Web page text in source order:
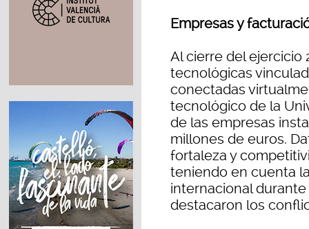
Empresas y
Al cierre del ejercicio
tecnológicas
conectadas
tecnológico de la
de las empresas
millones de euros.
fortaleza y
teniendo en cuenta
internacional
destacaron los